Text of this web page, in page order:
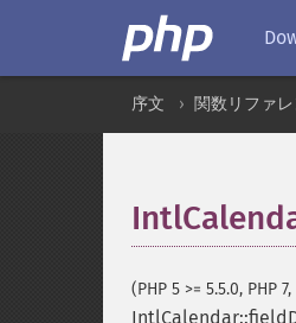
序文 関数リファレ
(PHP 5 >= 5.5.0, PHP